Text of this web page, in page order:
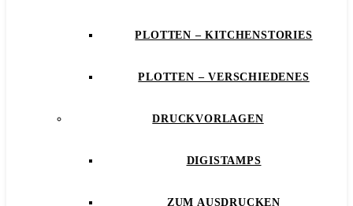
PLOTTEN – KITCHENSTORIES
PLOTTEN – VERSCHIEDENES
DRUCKVORLAGEN
DIGISTAMPS
ZUM AUSDRUCKEN